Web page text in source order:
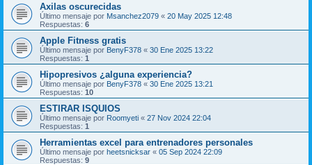
Axilas oscurecidas
Último mensaje por Msanchez2079 « 20 May 2025 12:48
Respuestas: 6
Apple Fitness gratis
Último mensaje por BenyF378 « 30 Ene 2025 13:22
Respuestas: 1
Hipopresivos ¿alguna experiencia?
Último mensaje por BenyF378 « 30 Ene 2025 13:21
Respuestas: 10
ESTIRAR ISQUIOS
Último mensaje por Roomyeti « 27 Nov 2024 22:04
Respuestas: 1
Herramientas excel para entrenadores personales
Último mensaje por heetsnicksar « 05 Sep 2024 22:09
Respuestas: 9